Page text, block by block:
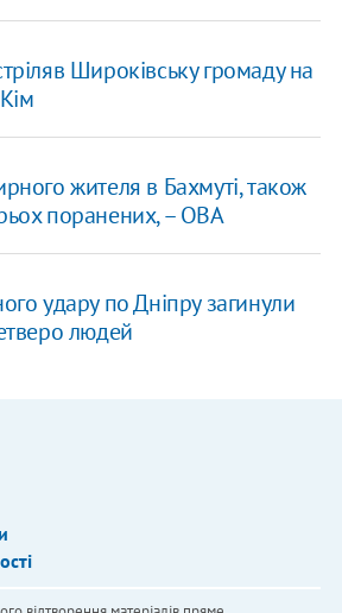
Широківську громаду на
жителя в Бахмуті, також
поранених, – ОВА
удару по Дніпру загинули
людей